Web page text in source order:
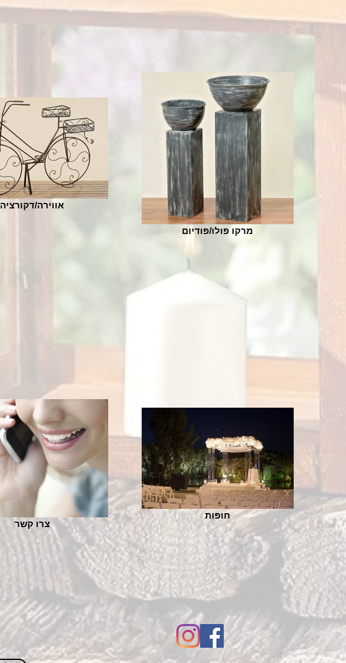
אווירה/דקורציה
מרקו פולו/פודיום
צרו קשר
חופות